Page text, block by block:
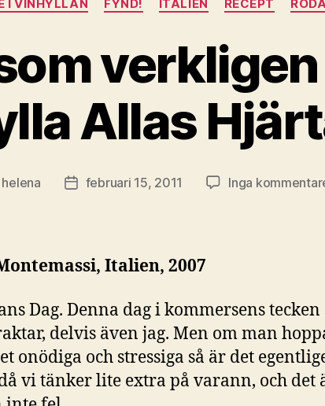
I VINHYLLAN FYND! ITALIEN RECEPT
Allas
helena Inläggsdatum
februari 15, 2011 Inga
Italien, 2007
Dag. Denna dag i kommersens tecken
delvis även jag. Men om man
onödiga och stressiga så är det
vi tänker lite extra på varann, och det